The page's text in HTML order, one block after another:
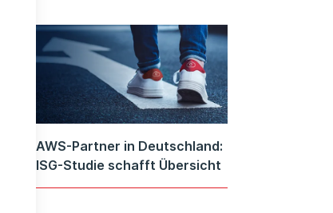
AWS-Partner in Deutschland:
ISG-Studie schafft Übersicht